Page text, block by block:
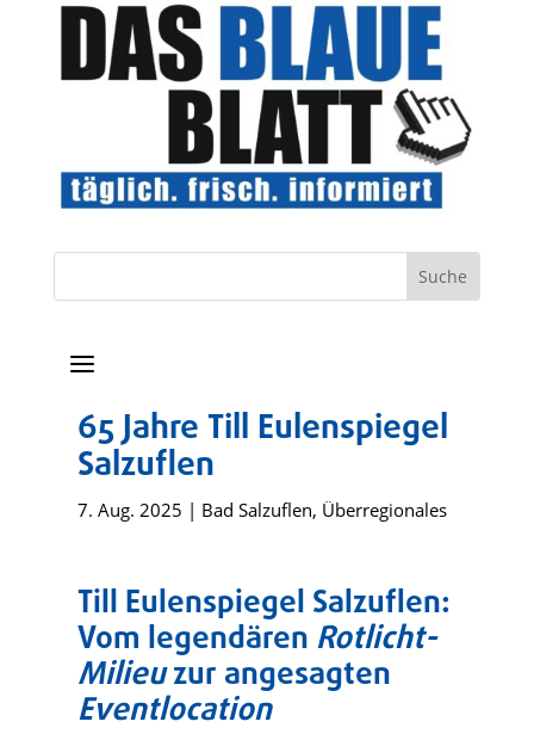
a
65 Jahre Till Eulenspiegel
Salzuflen
7. Aug. 2025 | Bad Salzuflen, Überregionales
Till Eulenspiegel Salzuflen:
Vom legendären Rotlicht-
Milieuzur angesagten
Eventlocation